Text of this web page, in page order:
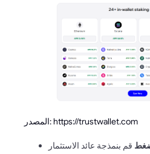
المصدر: https://trustwallet.com
قم بنمذجة عائد الاستثمار